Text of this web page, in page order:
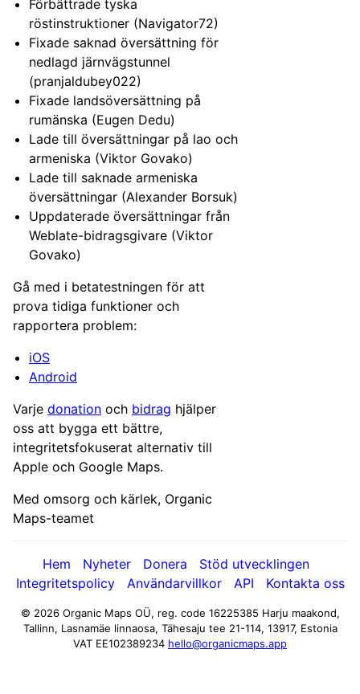
Förbättrade tyska
röstinstruktioner (Navigator72)
Fixade saknad översättning för
nedlagd järnvägstunnel
(pranjaldubey022)
Fixade landsöversättning på
rumänska (Eugen Dedu)
Lade till översättningar på lao och
armeniska (Viktor Govako)
Lade till saknade armeniska
översättningar (Alexander Borsuk)
Uppdaterade översättningar från
Weblate-bidragsgivare (Viktor
Govako)
Gå med i betatestningen för att
prova tidiga funktioner och
rapportera problem:
iOS
Android
Varje donation och bidrag hjälper
oss att bygga ett bättre,
integritetsfokuserat alternativ till
Apple och Google Maps.
Med omsorg och kärlek, Organic
Maps-teamet
Hem Nyheter Donera
Stöd utvecklingen
Integritetspolicy
Användarvillkor API Kontakta oss
© 2026 Organic Maps OÜ, reg. code 16225385 Harju maakond,
Tallinn, Lasnamäe linnaosa, Tähesaju tee 21-114, 13917, Estonia
VAT EE102389234 hello@organicmaps.app